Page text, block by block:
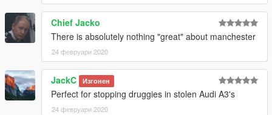
Chief Jacko
There is absolutely nothing "great" about manchester
24 февруари 2020
JackC Изгонен
Perfect for stopping druggies in stolen Audi A3's
24 февруари 2020